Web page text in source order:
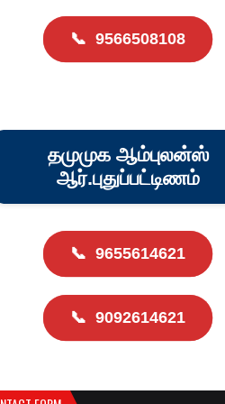
📞 9566508108
தமுமுக ஆம்புலன்ஸ்
ஆர்.புதுப்பட்டிணம்
📞 9655614621
📞 9092614621